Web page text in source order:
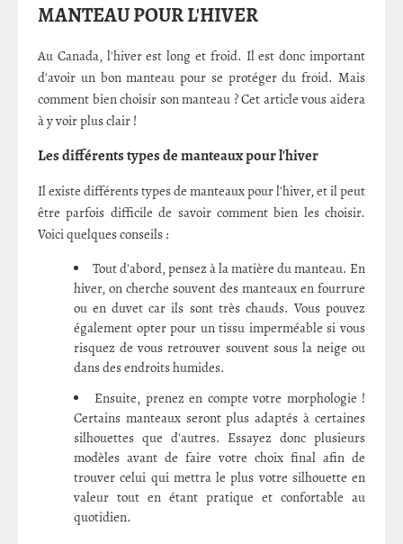
MANTEAU POUR L'HIVER
Au Canada, l'hiver est long et froid. Il est donc important
d'avoir un bon manteau pour se protéger du froid. Mais
comment bien choisir son manteau ? Cet article vous aidera
à y voir plus clair !
Les différents types de manteaux pour l'hiver
Il existe différents types de manteaux pour l'hiver, et il peut
être parfois difficile de savoir comment bien les choisir.
Voici quelques conseils :
Tout d'abord, pensez à la matière du manteau. En
hiver, on cherche souvent des manteaux en fourrure
ou en duvet car ils sont très chauds. Vous pouvez
également opter pour un tissu imperméable si vous
risquez de vous retrouver souvent sous la neige ou
dans des endroits humides.
Ensuite, prenez en compte votre morphologie !
Certains manteaux seront plus adaptés à certaines
silhouettes que d'autres. Essayez donc plusieurs
modèles avant de faire votre choix final afin de
trouver celui qui mettra le plus votre silhouette en
valeur tout en étant pratique et confortable au
quotidien.